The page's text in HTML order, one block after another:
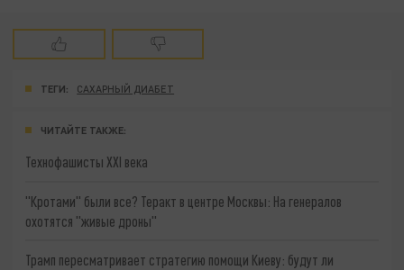
ТЕГИ: САХАРНЫЙ ДИАБЕТ
ЧИТАЙТЕ ТАКЖЕ:
Технофашисты XXI века
"Кротами" были все? Теракт в центре Москвы: На генералов
охотятся "живые дроны"
Трамп пересматривает стратегию помощи Киеву: будут ли